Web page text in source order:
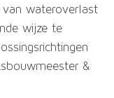
wateroverlast
wijze te
&